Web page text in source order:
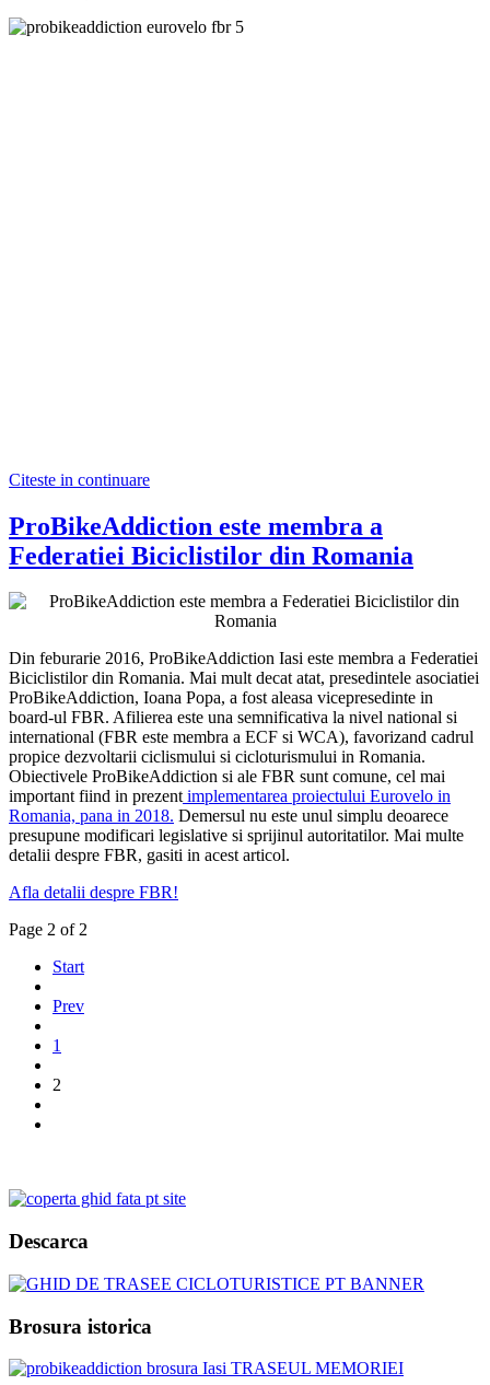
Citeste in continuare
ProBikeAddiction este membra a
Federatiei Biciclistilor din Romania
Din feburarie 2016, ProBikeAddiction Iasi este membra a Federatiei
Biciclistilor din Romania. Mai mult decat atat, presedintele asociatiei
ProBikeAddiction, Ioana Popa, a fost aleasa vicepresedinte in
board-ul FBR. Afilierea este una semnificativa la nivel national si
international (FBR este membra a ECF si WCA), favorizand cadrul
propice dezvoltarii ciclismului si cicloturismului in Romania.
Obiectivele ProBikeAddiction si ale FBR sunt comune, cel mai
important fiind in prezentimplementarea proiectului Eurovelo in
Romania, pana in 2018. Demersul nu este unul simplu deoarece
presupune modificari legislative si sprijinul autoritatilor. Mai multe
detalii despre FBR, gasiti in acest articol.
Afla detalii despre FBR!
Page 2 of 2
Start
Prev
1
2
Descarca
Brosura istorica